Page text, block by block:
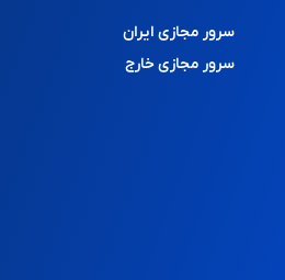
سرور مجازی ایران
سرور مجازی خارج